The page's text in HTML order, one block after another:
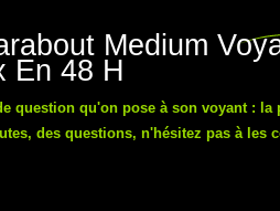
Medium
En 48 H
question qu'on pose à son voyant :
des questions, n'hésitez pas à les